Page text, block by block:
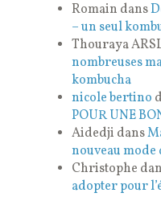
Romain dans
– un seul
Thouraya
nombreuses
kombucha
nicole bertino
POUR UNE
Aidedji dans
nouveau mode
Christophe
adopter pour